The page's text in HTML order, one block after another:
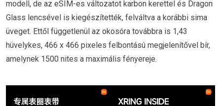
modell, de az eSIM-es változatot karbon kerettel és Dragon
Glass lencsével is kiegészítették, felváltva a korábbi sima
üveget. Ettől függetlenül az okosóra továbbra is 1,43
hüvelykes, 466 x 466 pixeles felbontású megjelenítővel bír,
amelynek 1500 nites a maximális fényereje.